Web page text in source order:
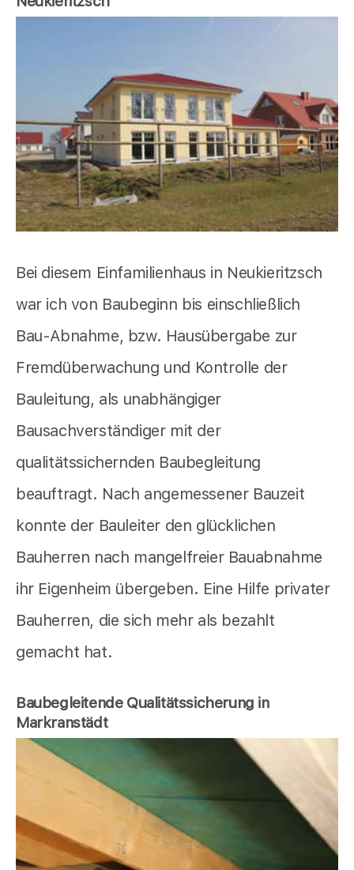
Bei diesem Einfamilienhaus in Neukieritzsch
war ich von Baubeginn bis einschließlich
Bau-Abnahme, bzw. Hausübergabe zur
Fremdüberwachung und Kontrolle der
Bauleitung, als unabhängiger
Bausachverständiger mit der
qualitätssichernden Baubegleitung
beauftragt. Nach angemessener Bauzeit
konnte der Bauleiter den glücklichen
Bauherren nach mangelfreier Bauabnahme
ihr Eigenheim übergeben. Eine Hilfe privater
Bauherren, die sich mehr als bezahlt
gemacht hat.
Baubegleitende Qualitätssicherung in
Markranstädt